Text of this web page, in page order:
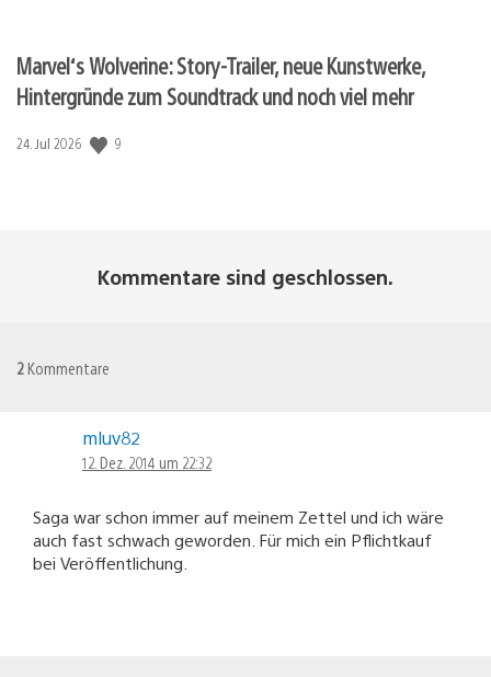
Marvel‘s Wolverine: Story-Trailer, neue Kunstwerke,
Hintergründe zum Soundtrack und noch viel mehr
Veröffentlichungsdatum:
24. Jul 2026 9
Kommentare sind geschlossen.
2 Kommentare
mluv82
12. Dez. 2014 um 22:32
Saga war schon immer auf meinem Zettel und ich wäre
auch fast schwach geworden. Für mich ein Pflichtkauf
bei Veröffentlichung.